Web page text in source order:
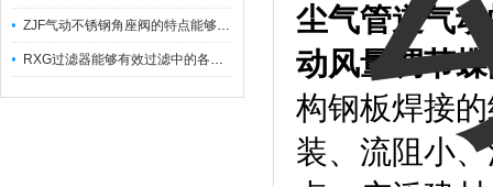
ZJF气动不锈钢角座阀的特点能够稳定地控制介质流量
RXG过滤器能够有效过滤中的各种杂质
尘气管道气
动风量调节
构钢板焊接
装、流阻小